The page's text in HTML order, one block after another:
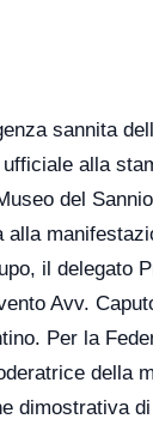
sannita
alla
del
alla
il delegato
Avv.
Per la
della
dimostrativa